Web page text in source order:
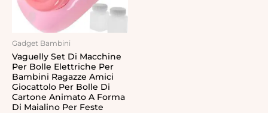
Gadget Bambini
Vaguelly Set Di Macchine
Per Bolle Elettriche Per
Bambini Ragazze Amici
Giocattolo Per Bolle Di
Cartone Animato A Forma
Di Maialino Per Feste